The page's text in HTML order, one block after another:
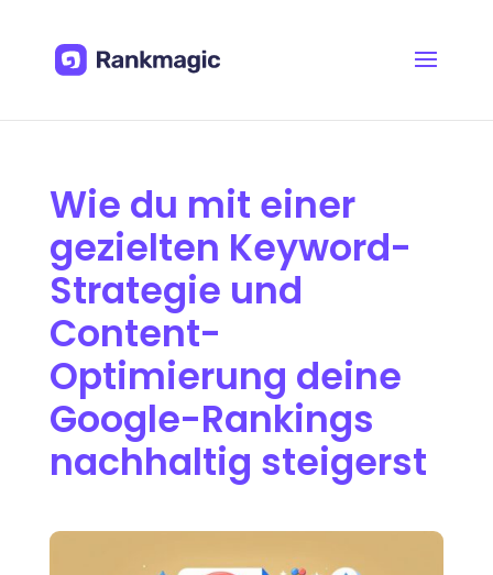
Wie du mit einer
gezielten Keyword-
Strategie und
Content-
Optimierung deine
Google-Rankings
nachhaltig steigerst